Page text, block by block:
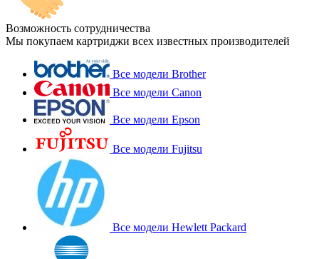
Возможность сотрудничества
Мы покупаем картриджи всех известных производителей
Все модели Brother
Все модели Canon
Все модели Epson
Все модели Fujitsu
Все модели Hewlett Packard